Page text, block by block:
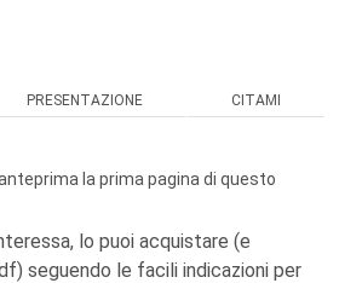
PRESENTAZIONE CITAMI
la prima pagina di questo
lo puoi acquistare (e
seguendo le facili indicazioni per